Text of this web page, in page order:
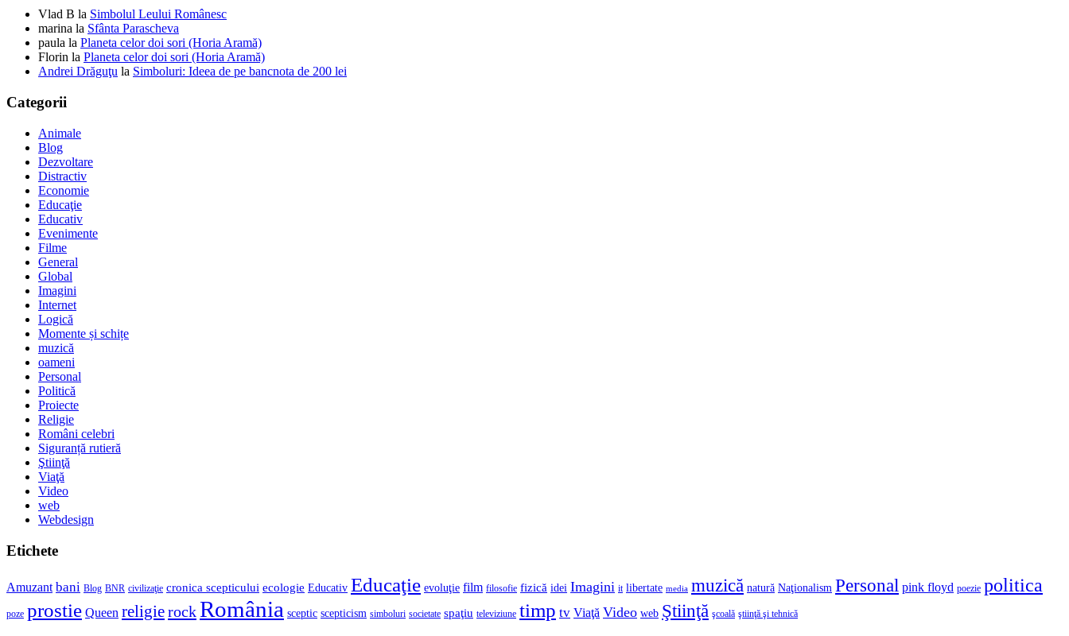
Vlad B la Simbolul Leului Românesc
marina la Sfânta Parascheva
paula la Planeta celor doi sori (Horia Aramă)
Florin la Planeta celor doi sori (Horia Aramă)
Andrei Drăguţu la Simboluri: Ideea de pe bancnota de 200 lei
Categorii
Animale
Blog
Dezvoltare
Distractiv
Economie
Educaţie
Educativ
Evenimente
Filme
General
Global
Imagini
Internet
Logică
Momente și schițe
muzică
oameni
Personal
Politică
Proiecte
Religie
Români celebri
Siguranță rutieră
Ştiinţă
Viaţă
Video
web
Webdesign
Etichete
Amuzant bani Blog BNR civilizaţie cronica scepticului ecologie Educativ Educaţie evoluţie film filosofie fizică idei Imagini it libertate media muzică natură Naţionalism Personal pink floyd poezie politica
poze prostie Queen religierockRomânia sceptic scepticism simboluri societate spaţiu televiziune timp tv Viaţă Video web Ştiinţă şcoală ştiinţă şi tehnică